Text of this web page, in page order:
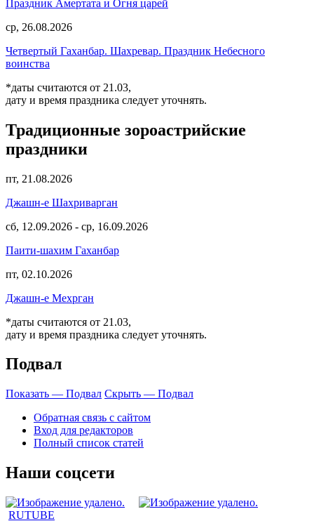
Праздник Амертата и Огня царей
ср, 26.08.2026
Четвертый Гаханбар. Шахревар. Праздник Небесного
воинства
*даты считаются от 21.03,
дату и время праздника следует уточнять.
Традиционные зороастрийские
праздники
пт, 21.08.2026
Джашн-е Шахриварган
сб, 12.09.2026 - ср, 16.09.2026
Паити-шахим Гаханбар
пт, 02.10.2026
Джашн-е Мехрган
*даты считаются от 21.03,
дату и время праздника следует уточнять.
Подвал
Показать — Подвал Скрыть — Подвал
Обратная связь с сайтом
Вход для редакторов
Полный список статей
Наши соцсети
RUTUBE